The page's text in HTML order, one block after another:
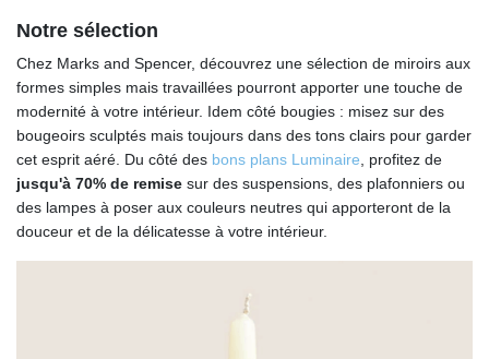
Notre sélection
Chez Marks and Spencer, découvrez une sélection de miroirs aux
formes simples mais travaillées pourront apporter une touche de
modernité à votre intérieur. Idem côté bougies : misez sur des
bougeoirs sculptés mais toujours dans des tons clairs pour garder
cet esprit aéré. Du côté des bons plans Luminaire , profitez de
jusqu'à 70% de remise sur des suspensions, des plafonniers ou
des lampes à poser aux couleurs neutres qui apporteront de la
douceur et de la délicatesse à votre intérieur.